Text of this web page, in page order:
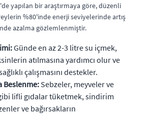
yapılan bir araştırmaya göre, düzenli
%80'inde enerji seviyelerinde artış
azalma gözlemlenmiştir.
Günde en az 2-3 litre su içmek,
atılmasına yardımcı olur ve
çalışmasını destekler.
Beslenme:Sebzeler, meyveler ve
lifli gıdalar tüketmek, sindirim
ve bağırsakların